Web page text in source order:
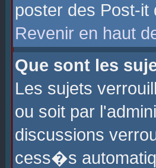
poster des Post-it
Revenir en haut
Que sont les
Les sujets
ou soit par
discussions
cess�s